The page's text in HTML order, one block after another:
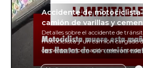
Accidente de motociclista
camión de varillas y
Detalles sobre el accidente de
motociclista y un camión cargado
cemento. Información relevante de
vial y recomendaciones para